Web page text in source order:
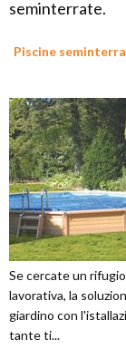
seminterrate.
Piscine
Se cercate un
lavorativa, la
giardino con
tante ti...